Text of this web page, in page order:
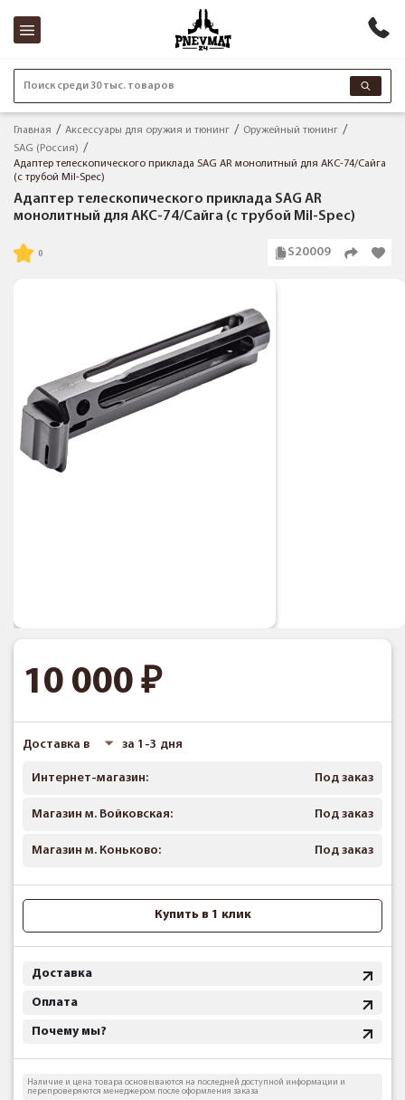
Поиск среди 30 тыс. товаров
Главная Аксессуары для оружия и тюнинг
Оружейный тюнинг
SAG (Россия)
Адаптер телескопического приклада SAG AR монолитный для АКC-74/Сайга
(c трубой Mil-Spec)
Адаптер телескопического приклада SAG AR
монолитный для АКC-74/Сайга (c трубой Mil-Spec)
S20009
10 000
Доставка в за 1-3 дня
Интернет-магазин: Под заказ
Магазин м. Войковская: Под заказ
Магазин м. Коньково: Под заказ
Купить в 1 клик
Доставка
Оплата
Почему мы?
Наличие и цена товара основываются на последней доступной информации и
перепроверяются менеджером после оформления заказа